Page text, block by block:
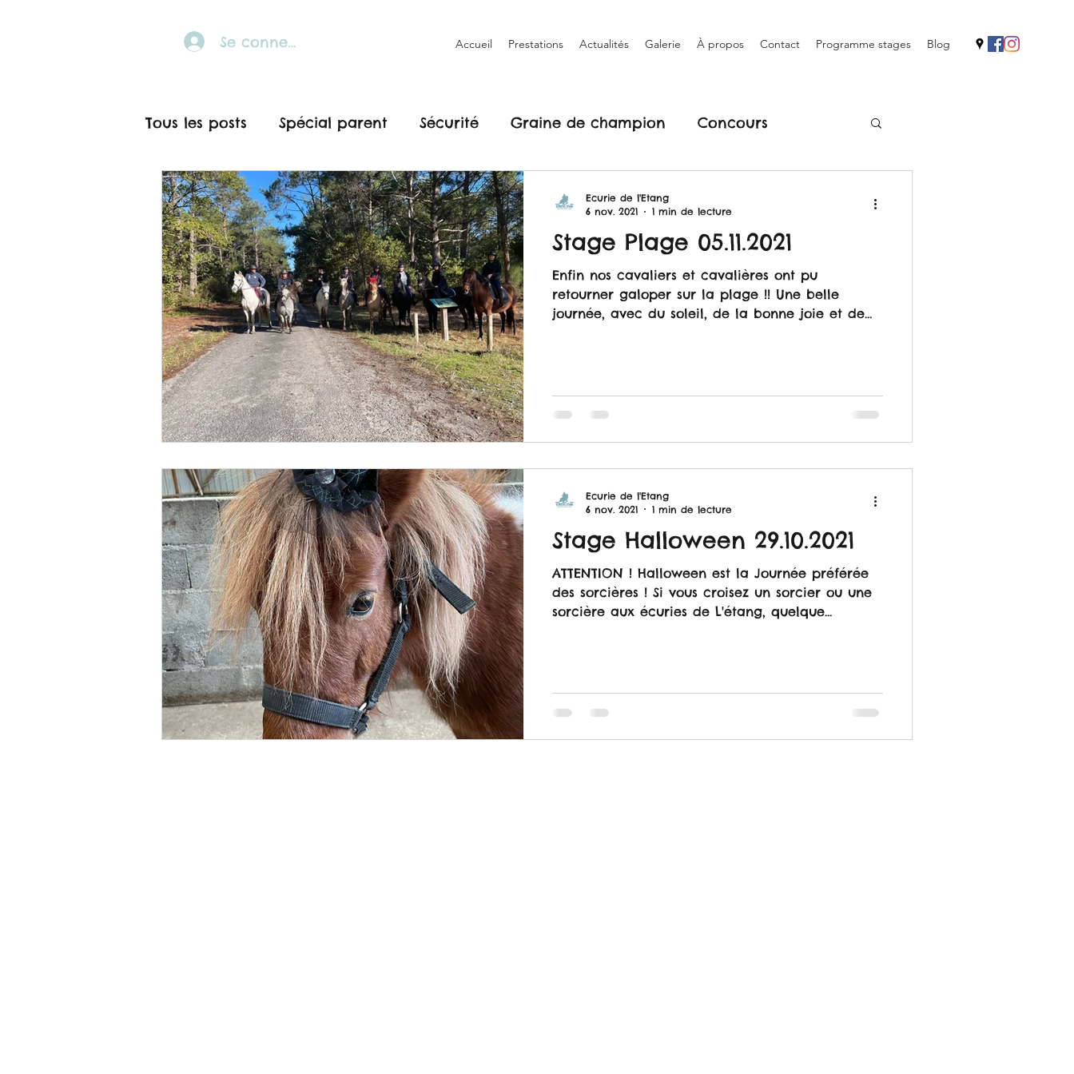
Accueil Prestations Actualités Galerie À propos Contact Programme stages Blog
Se connecter
Tous les posts Spécial parent Sécurité Graine de champion Concours
Découvertes Stages
Stage Plage 05.11.2021
Enfin nos cavaliers et cavalières ont pu
retourner galoper sur la plage !! Une belle
journée, avec du soleil, de la bonne joie et de
Ecurie de l'Etang
6 nov. 2021
1 min de lecture
Stage Halloween 29.10.2021
ATTENTION ! Halloween est la Journée préférée
des sorcières ! Si vous croisez un sorcier ou une
sorcière aux écuries de L'étang, quelque...
Ecurie de l'Etang
6 nov. 2021
1 min de lecture